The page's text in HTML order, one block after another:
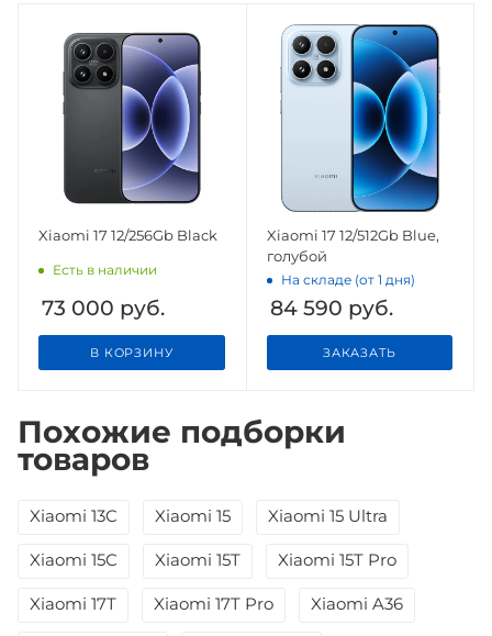
Xiaomi 17 12/256Gb Black
Есть в наличии
73 000 руб.
В КОРЗИНУ
Xiaomi 17 12/512Gb Blue,
голубой
На складе (от 1 дня)
84 590 руб.
ЗАКАЗАТЬ
Похожие подборки
товаров
Xiaomi 13C Xiaomi 15 Xiaomi 15 Ultra
Xiaomi 15C Xiaomi 15T Xiaomi 15T Pro
Xiaomi 17T Xiaomi 17T Pro Xiaomi A36